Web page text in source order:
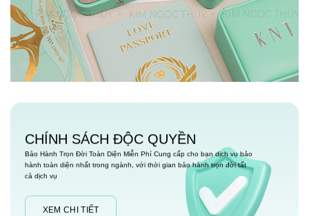
CHÍNH SÁCH ĐỘC QUYỀN
Bảo Hành Trọn Đời Toàn Diện Miễn Phí Cung cấp cho bạn dịch vụ bảo
hành toàn diện nhất trong ngành, với thời gian bảo hành trọn đời tất
cả dịch vụ
XEM CHI TIẾT